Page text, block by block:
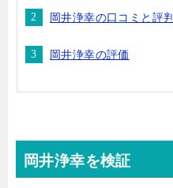
岡井浄幸の口コミと評判
岡井浄幸の評価
岡井浄幸を検証